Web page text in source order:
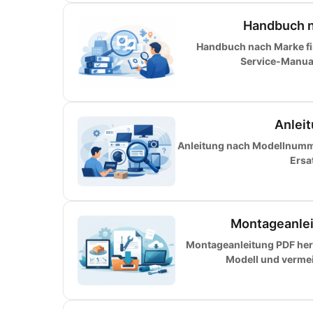
Handbuch
Handbuch nach Marke
Service-
Anleitung nach
Montageanleitung PDF
Modell und